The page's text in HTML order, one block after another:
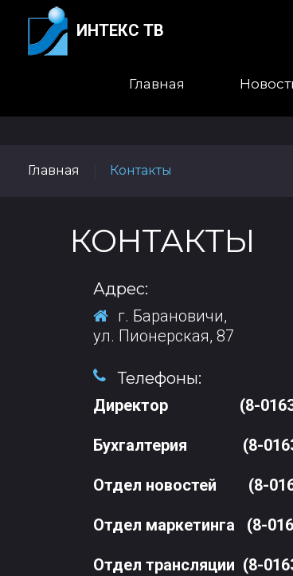
ИНТЕКС ТВ
Главная
Главная Контакты
КОНТАКТЫ
Адрес:
г. Барановичи,
ул. Пионерская, 87
Телефоны:
Директор (8-
Бухгалтерия (8-
Отдел новостей (8-
Отдел маркетинга (8-
Отдел трансляции (8-